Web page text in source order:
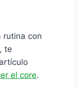
rutina con
te
el core.